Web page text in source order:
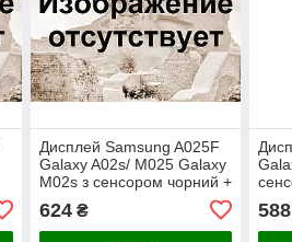
Дисплей Samsung A025F
Galaxy A02s/ M025 Galaxy
M02s з сенсором чорний +
624₴ 588